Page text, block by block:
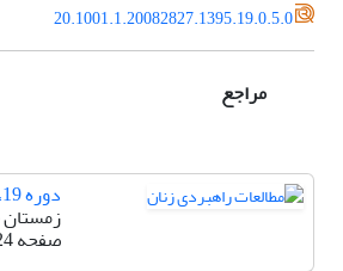
20.1001.1.20082827.1395.19.0.5.0
مراجع
دوره 19، شماره 74
زمستان 1395
صفحه